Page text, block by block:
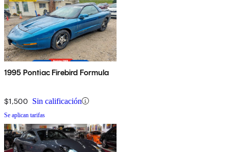
1995 Pontiac Firebird Formula
$1,500 Sin calificación
Se aplican tarifas